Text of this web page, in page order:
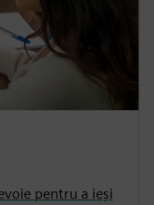
pentru a ieși